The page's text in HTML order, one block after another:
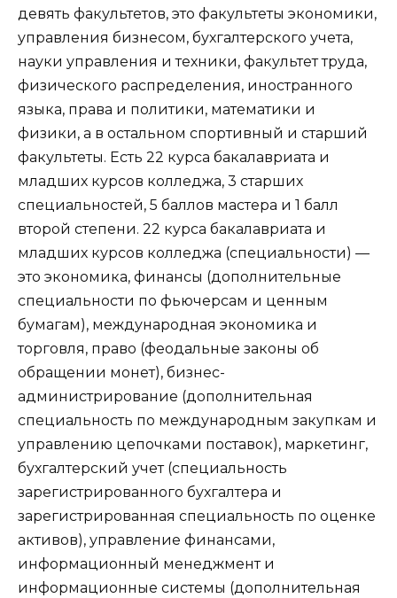
девять факультетов, это факультеты экономики,
управления бизнесом, бухгалтерского учета,
науки управления и техники, факультет труда,
физического распределения, иностранного
языка, права и политики, математики и
физики, а в остальном спортивный и старший
факультеты. Есть 22 курса бакалавриата и
младших курсов колледжа, 3 старших
специальностей, 5 баллов мастера и 1 балл
второй степени. 22 курса бакалавриата и
младших курсов колледжа (специальности) —
это экономика, финансы (дополнительные
специальности по фьючерсам и ценным
бумагам), международная экономика и
торговля, право (феодальные законы об
обращении монет), бизнес-
администрирование (дополнительная
специальность по международным закупкам и
управлению цепочками поставок), маркетинг,
бухгалтерский учет (специальность
зарегистрированного бухгалтера и
зарегистрированная специальность по оценке
активов), управление финансами,
информационный менеджмент и
информационные системы (дополнительная